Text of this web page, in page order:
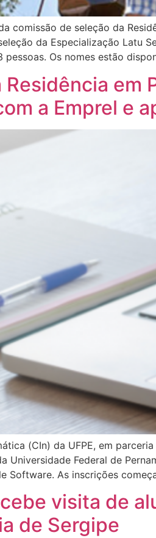
comissão de seleção da
da Especialização Latu
pessoas. Os nomes estão
Residência em
a Emprel e
(CIn) da UFPE, em
Universidade Federal de
Software. As inscrições
visita de
de Sergipe